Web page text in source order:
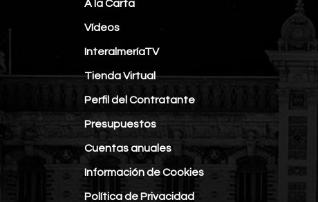
A la Carta
Vídeos
InteralmeríaTV
Tienda Virtual
Perfil del Contratante
Presupuestos
Cuentas anuales
Información de Cookies
Política de Privacidad